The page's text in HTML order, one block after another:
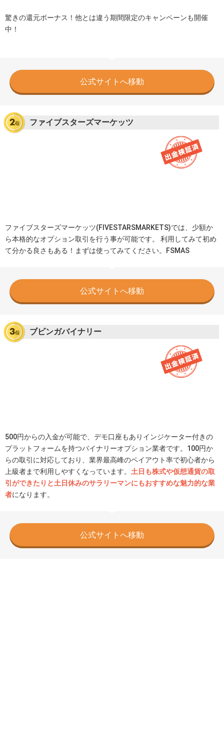
驚きの還元ボーナス！他とは違う期間限定のキャンペーンも開催
中！
公式サイトへ移動
ファイブスターズマーケッツ
ファイブスターズマーケッツ(FIVESTARSMARKETS)では、少額か
ら本格的なオプション取引を行う事が可能です。 利用してみて初め
て分かる良さもある！まずは使ってみてください。FSMAS
公式サイトへ移動
ブビンガバイナリー
500円からの入金が可能で、デモ口座もありインジケーター付きの
プラットフォームを持つバイナリーオプション業者です。100円か
らの取引に対応しており、業界最高峰のペイアウト率で初心者から
上級者まで利用しやすくなっています。 土日も株式や仮想通貨の取
引ができたりと土日休みのサラリーマンにもおすすめな魅力的な業
者になります。
公式サイトへ移動